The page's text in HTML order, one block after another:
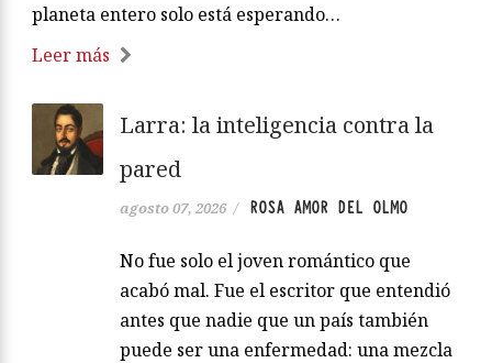
planeta entero solo está esperando…
Leer más
Larra: la inteligencia contra la
pared
agosto 07, 2026 / ROSA AMOR DEL OLMO
No fue solo el joven romántico que
acabó mal. Fue el escritor que entendió
antes que nadie que un país también
puede ser una enfermedad: una mezcla